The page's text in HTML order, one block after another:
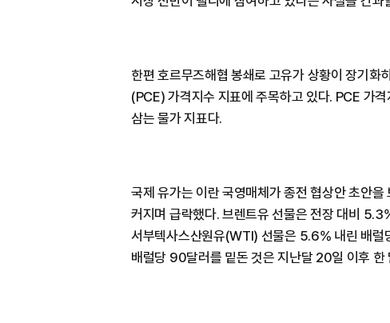
한편 호르무즈해협 봉쇄로 고유가 상황이 장기
(PCE) 가격지수 지표에 주목하고 있다. PCE 가
삼는 물가 지표다.
국제 유가는 이란 국영매체가 종전 협상안 초안을
커지며 급락했다. 브렌트유 선물은 전장 대비
서부텍사스산원유(WTI) 선물은 5.6% 내린 배
배럴당 90달러를 밑돈 것은 지난달 20일 이후 한